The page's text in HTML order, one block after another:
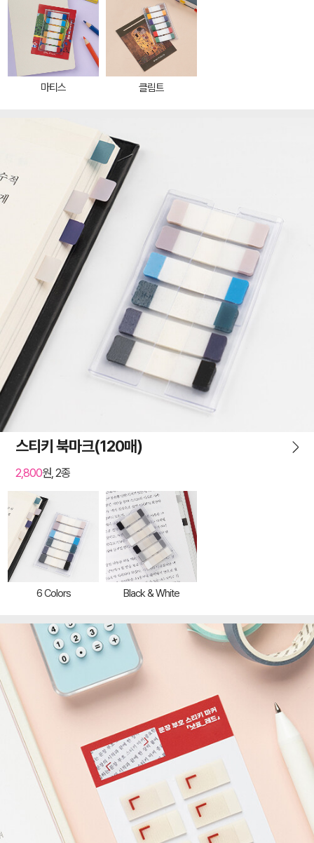
마티스 클림트
스티키 북마크(120매)
2,800원, 2종
6 Colors Black & White